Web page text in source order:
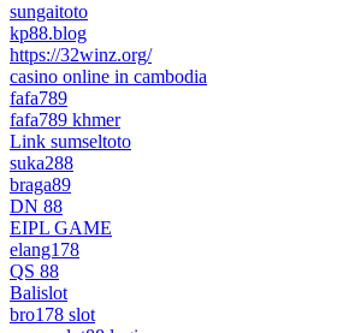
sungaitoto
kp88.blog
https://32winz.org/
casino online in cambodia
fafa789
fafa789 khmer
Link sumseltoto
suka288
braga89
DN 88
EIPL GAME
elang178
QS 88
Balislot
bro178 slot